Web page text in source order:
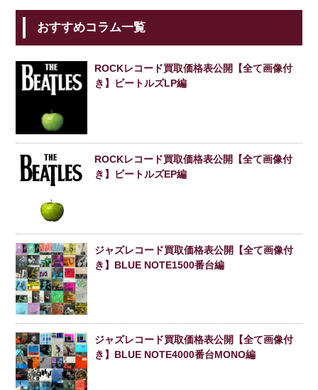
おすすめコラム一覧
ROCKレコード買取価格表公開【全て画像付
き】ビートルズLP編
ROCKレコード買取価格表公開【全て画像付
き】ビートルズEP編
ジャズレコード買取価格表公開【全て画像付
き】BLUE NOTE1500番台編
ジャズレコード買取価格表公開【全て画像付
き】BLUE NOTE4000番台MONO編